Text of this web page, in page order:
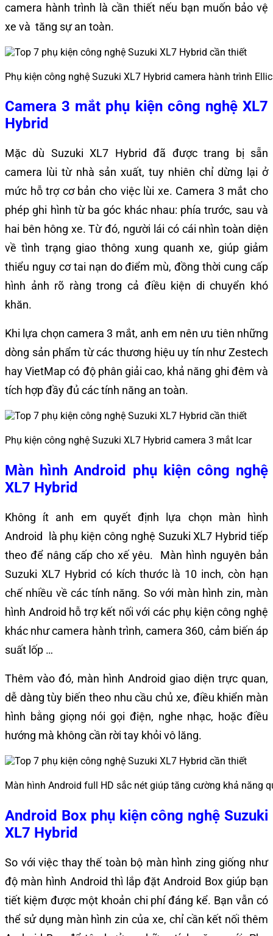
camera hành trình là cần thiết nếu bạn muốn bảo vệ
xe và tăng sự an toàn.
Phụ kiện công nghệ Suzuki XL7 Hybrid camera hành trình
Camera 3 mắt phụ kiện công nghệ XL7
Hybrid
Mặc dù Suzuki XL7 Hybrid đã được trang bị sẵn
camera lùi từ nhà sản xuất, tuy nhiên chỉ dừng lại ở
mức hỗ trợ cơ bản cho việc lùi xe. Camera 3 mắt cho
phép ghi hình từ ba góc khác nhau: phía trước, sau và
hai bên hông xe. Từ đó, người lái có cái nhìn toàn diện
về tình trạng giao thông xung quanh xe, giúp giảm
thiểu nguy cơ tai nạn do điểm mù, đồng thời cung cấp
hình ảnh rõ ràng trong cả điều kiện di chuyển khó
khăn.
Khi lựa chọn camera 3 mắt, anh em nên ưu tiên những
dòng sản phẩm từ các thương hiệu uy tín như Zestech
hay VietMap có độ phân giải cao, khả năng ghi đêm và
tích hợp đầy đủ các tính năng an toàn.
Phụ kiện công nghệ Suzuki XL7 Hybrid camera 3 mắt Icar
Màn hình Android phụ kiện công nghệ
XL7 Hybrid
Không ít anh em quyết định lựa chọn màn hình
Android là phụ kiện công nghệ Suzuki XL7 Hybrid tiếp
theo để nâng cấp cho xế yêu. Màn hình nguyên bản
Suzuki XL7 Hybrid có kích thước là 10 inch, còn hạn
chế nhiều về các tính năng. So với màn hình zin, màn
hình Android hỗ trợ kết nối với các phụ kiện công nghệ
khác như camera hành trình, camera 360, cảm biến áp
suất lốp …
Thêm vào đó, màn hình Android giao diện trực quan,
dễ dàng tùy biến theo nhu cầu chủ xe, điều khiển màn
hình bằng giọng nói gọi điện, nghe nhạc, hoặc điều
hướng mà không cần rời tay khỏi vô lăng.
Màn hình Android full HD sắc nét giúp tăng cường khả năng
Android Box phụ kiện công nghệ Suzuki
XL7 Hybrid
So với việc thay thế toàn bộ màn hình zing giống như
độ màn hình Android thì lắp đặt Android Box giúp bạn
tiết kiệm được một khoản chi phí đáng kể. Bạn vẫn có
thể sử dụng màn hình zin của xe, chỉ cần kết nối thêm